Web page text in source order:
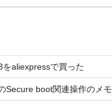
をaliexpressで買った
Secure boot関連操作のメモ